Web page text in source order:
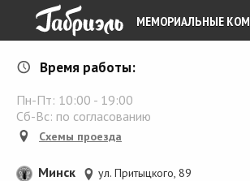
МЕМОРИАЛЬНЫЕ
Время работы:
Пн-Пт: 10:00 - 19:00
Сб-Вс: по согласованию
Схемы проезда
Минск ул. Притыцкого, 89